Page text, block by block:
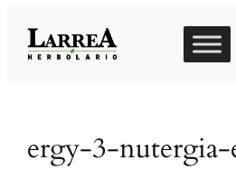
contenido
ergy-3-nutergia-